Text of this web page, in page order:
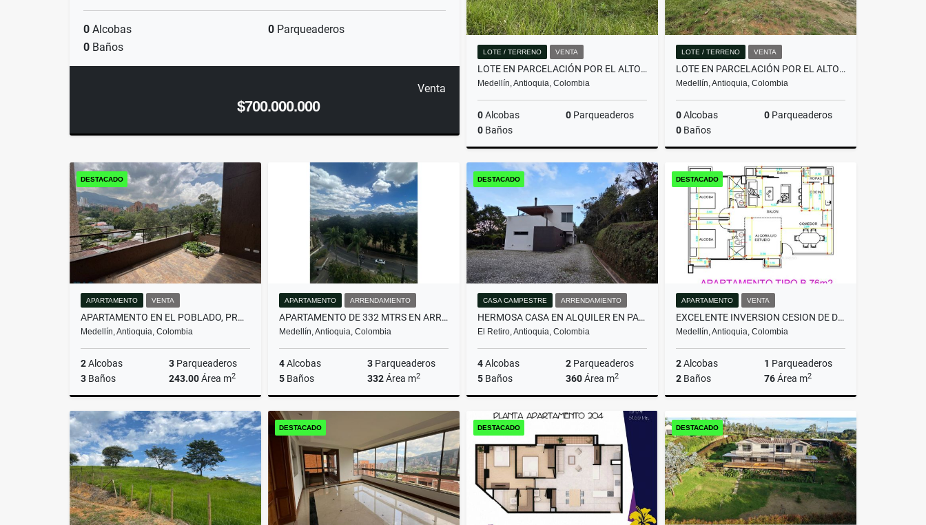
0 Alcobas 0 Parqueaderos
0 Baños
Venta
$700.000.000
LOTE / TERRENO VENTA
LOTE EN PARCELACIÓN POR EL ALTO DE PALMAS CON LICENCIA
Medellín, Antioquia, Colombia
0Alcobas 0 Parqueaderos
0 Baños
Venta
$600.000.000
LOTE / TERRENO VENTA
LOTE EN PARCELACIÓN POR EL ALTO DE PALMAS CON LICENCIA
Medellín, Antioquia, Colombia
0Alcobas 0 Parqueaderos
0 Baños
Venta
$800.000.000
DESTACADO
APARTAMENTO VENTA
APARTAMENTO EN EL POBLADO, PROYECTO NUEVO PARA DIS...(MLS#259674)
Medellín, Antioquia, Colombia
2Alcobas 3 Parqueaderos
3 Baños 243.00Área m2
Venta
$2.650.000.000
APARTAMENTO ARRENDAMIENTO
APARTAMENTO DE 332 MTRS EN ARRIENDO EN EL POBLADO, MEDELLÍN
Medellín, Antioquia, Colombia
4Alcobas 3 Parqueaderos
5 Baños 332Área m2
DESTACADO
CASA CAMPESTRE ARRENDAMIENTO
HERMOSA CASA EN ALQUILER EN PARCELACIÓN CAMPESTRE EN EL RETIRO
El Retiro, Antioquia, Colombia
4Alcobas 2 Parqueaderos
5 Baños 360Área m2
Arrendamiento
DESTACADO
APARTAMENTO VENTA
EXCELENTE INVERSION CESION DE DERECHOS ACABADO MODERNO -FLORESTA
Medellín, Antioquia, Colombia
2Alcobas 1 Parqueaderos
2 Baños 76Área m2
Venta
$607.200.000
DESTACADO DESTACADO DESTACADO